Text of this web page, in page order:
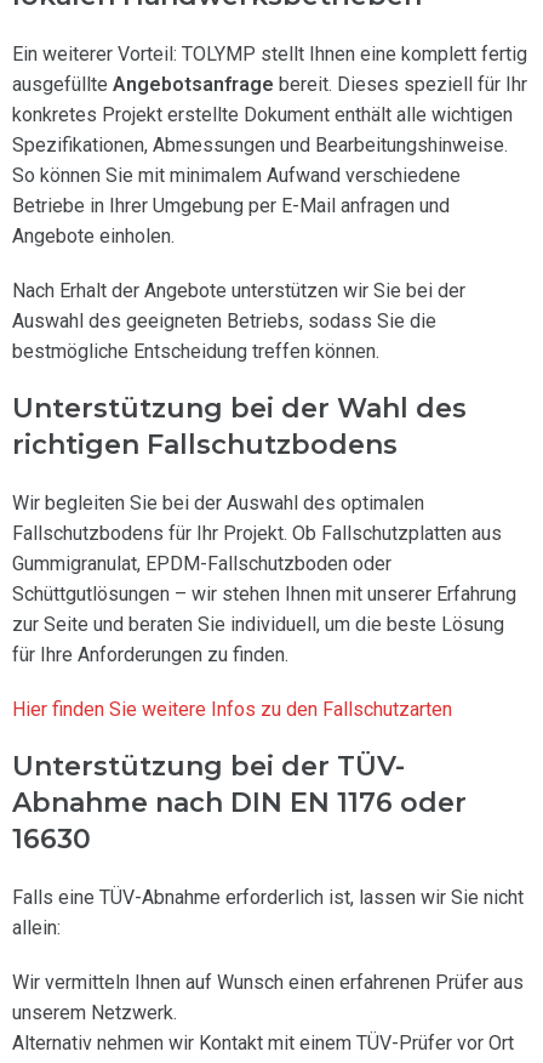
Ein weiterer Vorteil: TOLYMP stellt Ihnen eine komplett fertig
ausgefüllte Angebotsanfrage bereit. Dieses speziell für Ihr
konkretes Projekt erstellte Dokument enthält alle wichtigen
Spezifikationen, Abmessungen und Bearbeitungshinweise.
So können Sie mit minimalem Aufwand verschiedene
Betriebe in Ihrer Umgebung per E-Mail anfragen und
Angebote einholen.
Nach Erhalt der Angebote unterstützen wir Sie bei der
Auswahl des geeigneten Betriebs, sodass Sie die
bestmögliche Entscheidung treffen können.
Unterstützung bei der Wahl des
richtigen Fallschutzbodens
Wir begleiten Sie bei der Auswahl des optimalen
Fallschutzbodens für Ihr Projekt. Ob Fallschutzplatten aus
Gummigranulat, EPDM-Fallschutzboden oder
Schüttgutlösungen – wir stehen Ihnen mit unserer Erfahrung
zur Seite und beraten Sie individuell, um die beste Lösung
für Ihre Anforderungen zu finden.
Hier finden Sie weitere Infos zu den Fallschutzarten
Unterstützung bei der TÜV-
Abnahme nach DIN EN 1176 oder
16630
Falls eine TÜV-Abnahme erforderlich ist, lassen wir Sie nicht
allein:
Wir vermitteln Ihnen auf Wunsch einen erfahrenen Prüfer aus
unserem Netzwerk.
Alternativ nehmen wir Kontakt mit einem TÜV-Prüfer vor Ort